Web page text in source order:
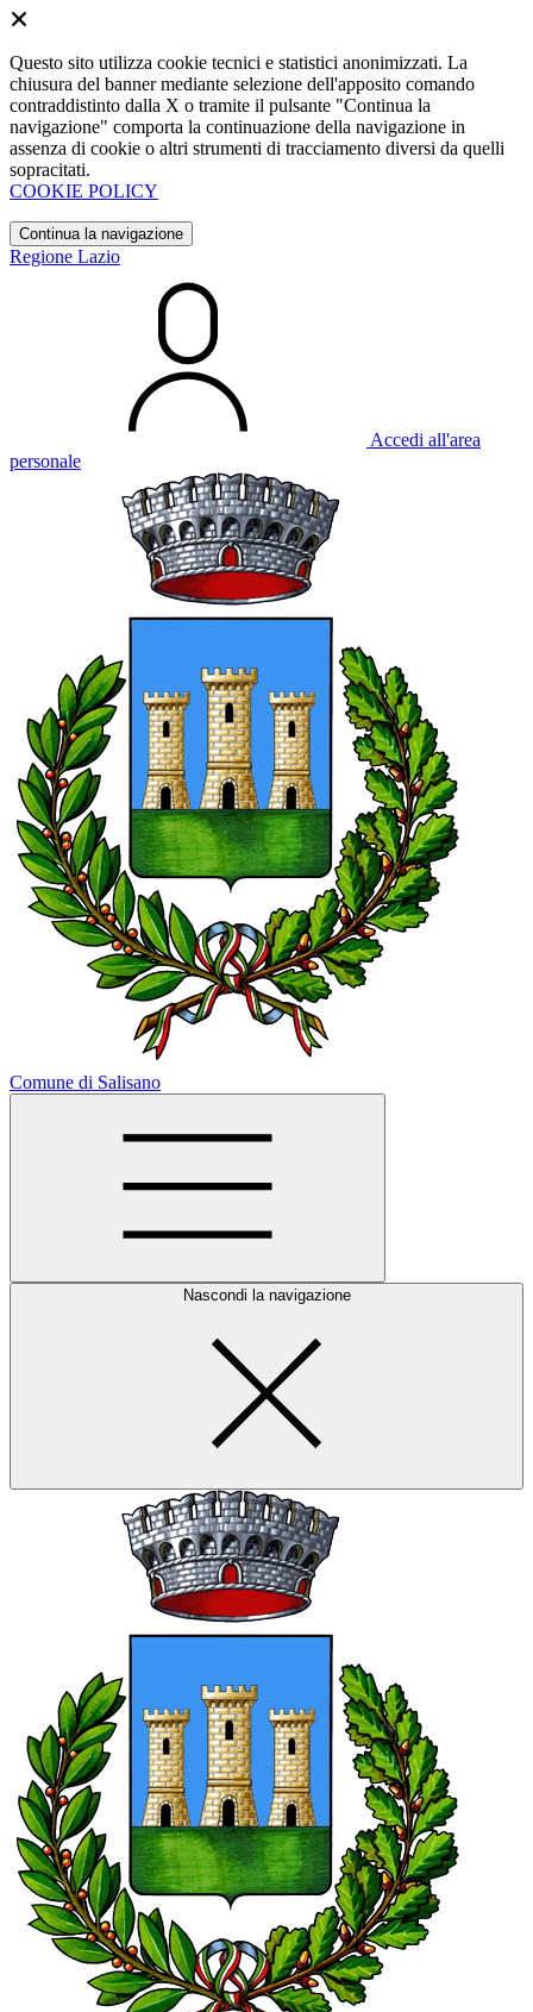
Questo sito utilizza cookie tecnici e statistici anonimizzati. La
chiusura del banner mediante selezione dell'apposito comando
contraddistinto dalla X o tramite il pulsante "Continua la
navigazione" comporta la continuazione della navigazione in
assenza di cookie o altri strumenti di tracciamento diversi da quelli
sopracitati.
COOKIE POLICY
Continua la navigazione
Regione Lazio
Accedi all'area
personale
Comune di Salisano
Nascondi la navigazione